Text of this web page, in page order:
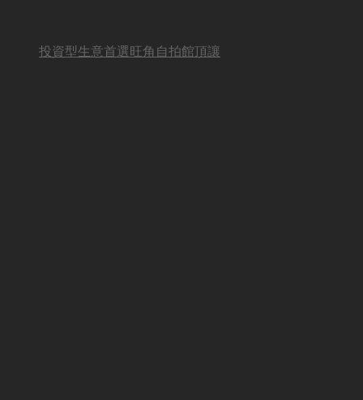
投資型生意首選旺角自拍館頂讓